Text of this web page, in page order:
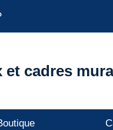
et cadres